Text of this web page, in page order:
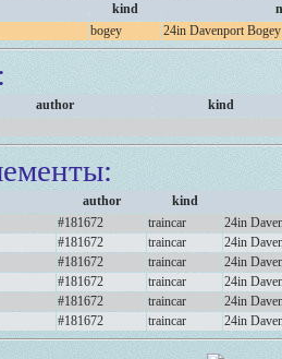
kind
bogey 24in Davenport Bogey
author
kind
author
kind
#181672 traincar
24in
#181672 traincar
24in
#181672 traincar
24in
#181672 traincar
24in
#181672 traincar
24in
#181672 traincar 24in